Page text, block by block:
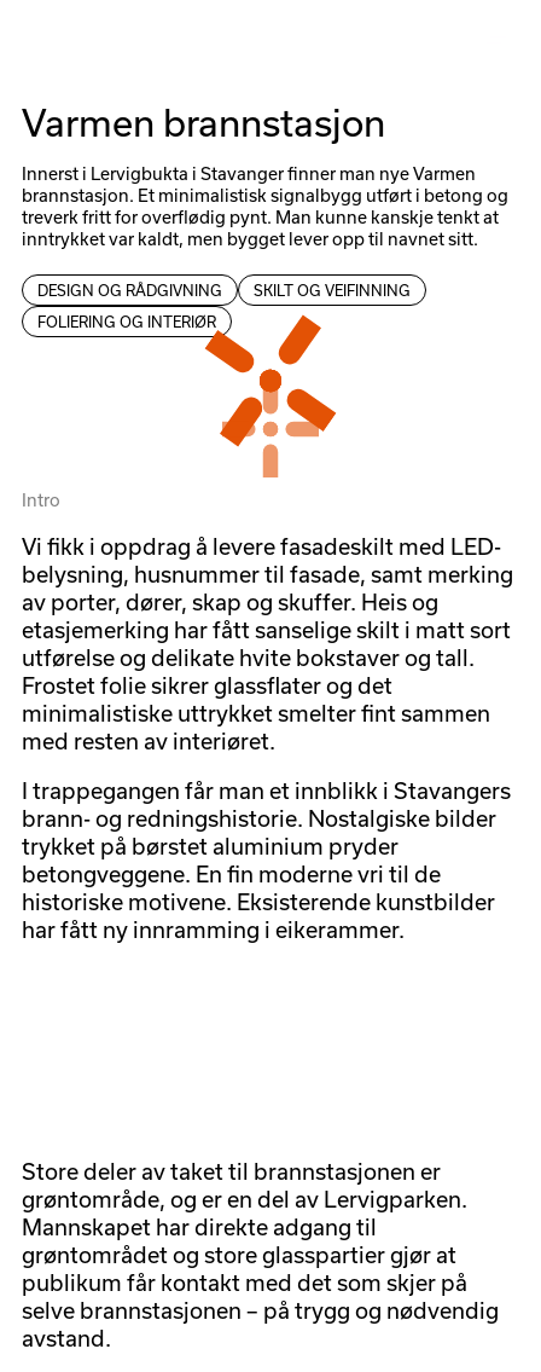
Varmen brannstasjon
Innerst i Lervigbukta i Stavanger finner man nye Varmen
brannstasjon. Et minimalistisk signalbygg utført i betong og
treverk fritt for overflødig pynt. Man kunne kanskje tenkt at
inntrykket var kaldt, men bygget lever opp til navnet sitt.
DESIGN OG RÅDGIVNING
SKILT OG VEIFINNING
FOLIERING OG INTERIØR
Intro
Vi fikk i oppdrag å levere fasadeskilt med LED-
belysning, husnummer til fasade, samt merking
av porter, dører, skap og skuffer. Heis og
etasjemerking har fått sanselige skilt i matt sort
utførelse og delikate hvite bokstaver og tall.
Frostet folie sikrer glassflater og det
minimalistiske uttrykket smelter fint sammen
med resten av interiøret.
I trappegangen får man et innblikk i Stavangers
brann- og redningshistorie. Nostalgiske bilder
trykket på børstet aluminium pryder
betongveggene. En fin moderne vri til de
historiske motivene. Eksisterende kunstbilder
har fått ny innramming i eikerammer.
Store deler av taket til brannstasjonen er
grøntområde, og er en del av Lervigparken.
Mannskapet har direkte adgang til
grøntområdet og store glasspartier gjør at
publikum får kontakt med det som skjer på
selve brannstasjonen – på trygg og nødvendig
avstand.